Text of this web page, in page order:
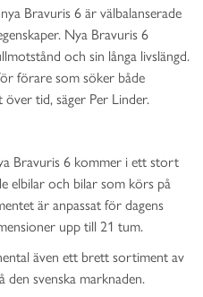
Bravuris 6 är välbalanserade
Nya Bravuris 6
och sin långa livslängd.
förare som söker både
tid, säger Per Linder.
Bravuris 6 kommer i ett stort
elbilar och bilar som körs på
är anpassat för dagens
upp till 21 tum.
även ett brett sortiment av
svenska marknaden.